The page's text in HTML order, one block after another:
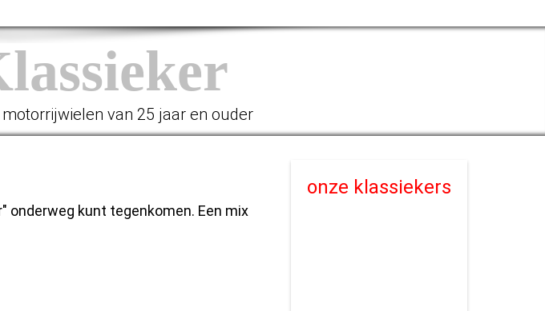
van 25 jaar en ouder
onderweg kunt tegenkomen. Een mix
onze klassiekers